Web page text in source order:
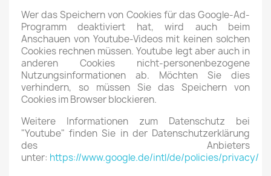
Wer das Speichern von Cookies für das Google-Ad-
Programm deaktiviert hat, wird auch beim
Anschauen von Youtube-Videos mit keinen solchen
Cookies rechnen müssen. Youtube legt aber auch in
anderen Cookies nicht-personenbezogene
Nutzungsinformationen ab. Möchten Sie dies
verhindern, so müssen Sie das Speichern von
Cookies im Browser blockieren.
Weitere Informationen zum Datenschutz bei
"Youtube" finden Sie in der Datenschutzerklärung
des Anbieters
unter: https://www.google.de/intl/de/policies/privacy/